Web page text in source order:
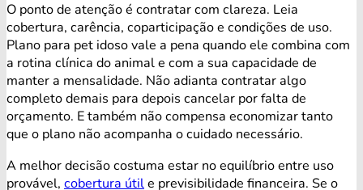
O ponto de atenção é contratar com clareza. Leia
cobertura, carência, coparticipação e condições de uso.
Plano para pet idoso vale a pena quando ele combina com
a rotina clínica do animal e com a sua capacidade de
manter a mensalidade. Não adianta contratar algo
completo demais para depois cancelar por falta de
orçamento. E também não compensa economizar tanto
que o plano não acompanha o cuidado necessário.
A melhor decisão costuma estar no equilíbrio entre uso
provável, cobertura útile previsibilidade financeira. Se o